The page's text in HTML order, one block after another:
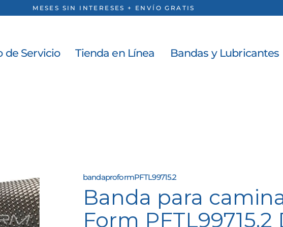
MESES SIN INTERESES + ENVÍO GRATIS
de Servicio Tienda en Línea Bandas y Lubricantes
bandaproformPFTL99715.2
Banda para
Form